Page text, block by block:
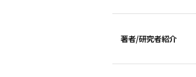
著者/研究者紹介